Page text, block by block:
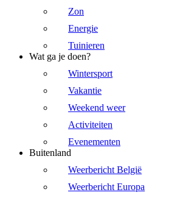
Zon
Energie
Tuinieren
Wat ga je doen?
Wintersport
Vakantie
Weekend weer
Activiteiten
Evenementen
Buitenland
Weerbericht België
Weerbericht Europa